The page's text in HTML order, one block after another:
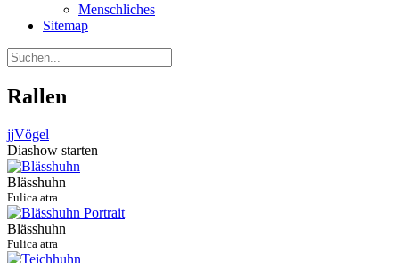
Menschliches
Sitemap
Rallen
jjVögel
Diashow starten
Blässhuhn
Fulica atra
Blässhuhn
Fulica atra